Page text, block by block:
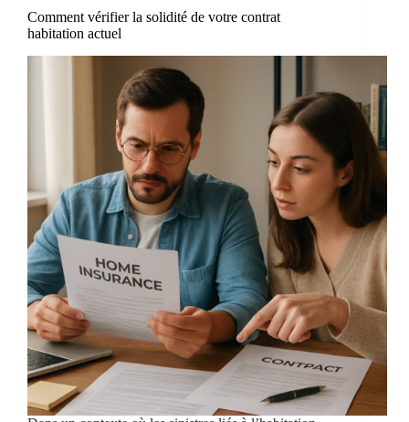
Comment vérifier la solidité de votre contrat
habitation actuel